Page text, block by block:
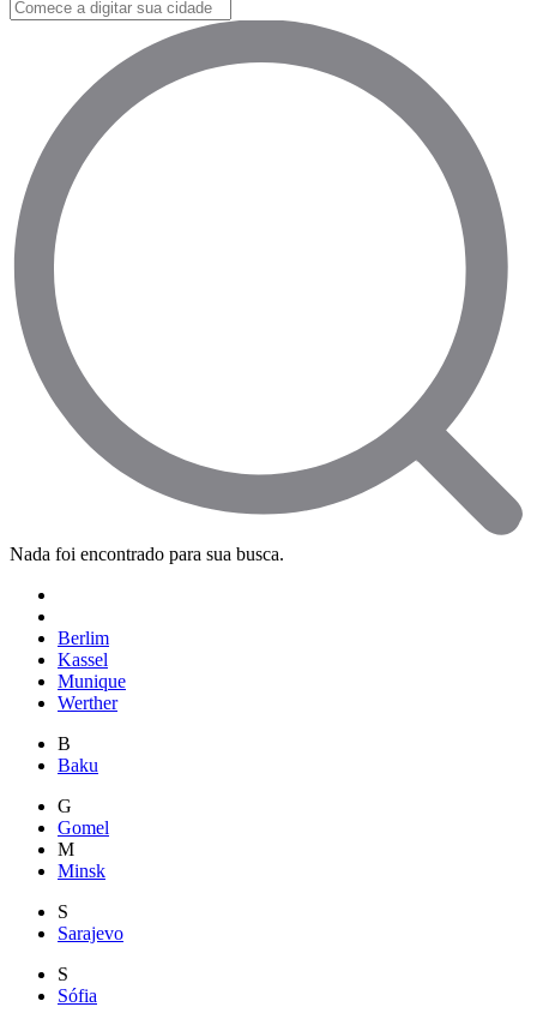
Nada foi encontrado para sua busca.
Berlim
Kassel
Munique
Werther
B
Baku
G
Gomel
M
Minsk
S
Sarajevo
S
Sófia